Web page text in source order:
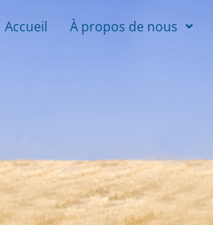
Accueil À propos de nous